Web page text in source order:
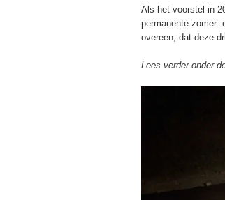
Als het voorstel in
permanente zomer-
overeen, dat deze
Lees verder onder